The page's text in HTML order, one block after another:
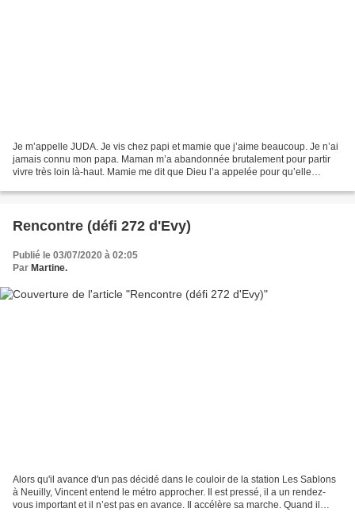
Je m’appelle JUDA. Je vis chez papi et mamie que j’aime beaucoup. Je n’ai
jamais connu mon papa. Maman m’a abandonnée brutalement pour partir
vivre très loin là-haut. Mamie me dit que Dieu l’a appelée pour qu’elle
Rencontre (défi 272 d'Evy)
Publié le 03/07/2020 à 02:05
Par Martine.
Alors qu'il avance d'un pas décidé dans le couloir de la station Les Sablons
à Neuilly, Vincent entend le métro approcher. Il est pressé, il a un rendez-
vous important et il n’est pas en avance. Il accélère sa marche. Quand il